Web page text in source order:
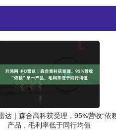
达｜森合高科获受理，95%营收“依
产品，毛利率低于同行均值